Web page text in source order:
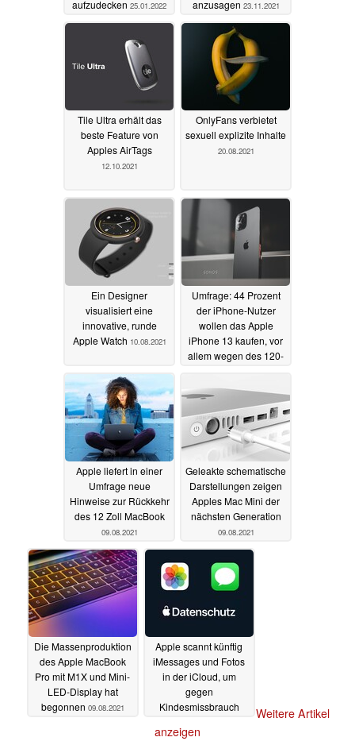
aufzudecken 25.01.2022 anzusagen 23.11.2021
Tile Ultra erhält das
beste Feature von
Apples AirTags
12.10.2021
OnlyFans verbietet
sexuell explizite Inhalte
20.08.2021
Ein Designer
visualisiert eine
innovative, runde
Apple Watch 10.08.2021
Umfrage: 44 Prozent
der iPhone-Nutzer
wollen das Apple
iPhone 13 kaufen, vor
allem wegen des 120-
Apple liefert in einer
Umfrage neue
Hinweise zur Rückkehr
des 12 Zoll MacBook
09.08.2021
Geleakte schematische
Darstellungen zeigen
Apples Mac Mini der
nächsten Generation
09.08.2021
Die Massenproduktion
des Apple MacBook
Pro mit M1X und Mini-
LED-Display hat
begonnen 09.08.2021
Apple scannt künftig
iMessages und Fotos
in der iCloud, um
gegen
Kindesmissbrauch
Weitere Artikel
anzeigen